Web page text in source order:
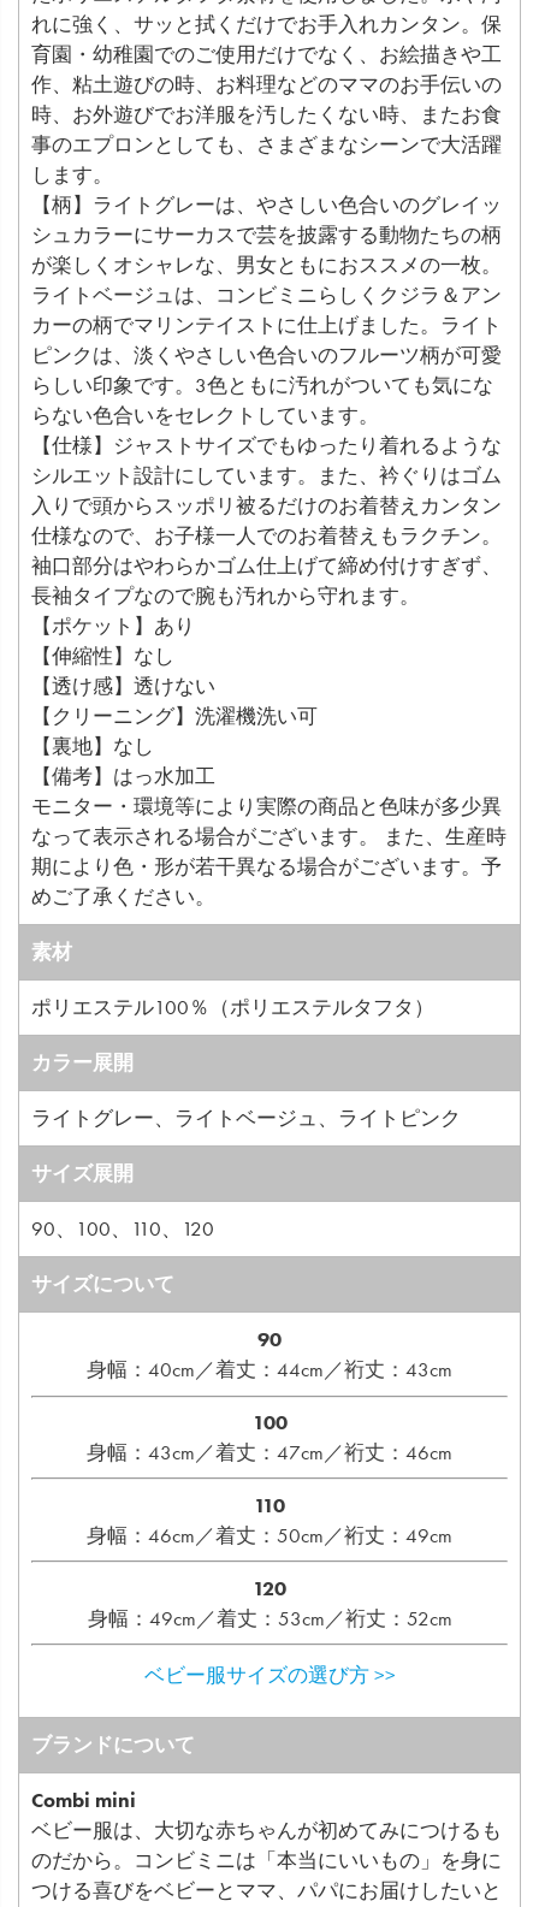
れに強く、サッと拭くだけでお手入れカンタン。保
育園・幼稚園でのご使用だけでなく、お絵描きや工
作、粘土遊びの時、お料理などのママのお手伝いの
時、お外遊びでお洋服を汚したくない時、またお食
事のエプロンとしても、さまざまなシーンで大活躍
します。
【柄】ライトグレーは、やさしい色合いのグレイッ
シュカラーにサーカスで芸を披露する動物たちの柄
が楽しくオシャレな、男女ともにおススメの一枚。
ライトベージュは、コンビミニらしくクジラ＆アン
カーの柄でマリンテイストに仕上げました。ライト
ピンクは、淡くやさしい色合いのフルーツ柄が可愛
らしい印象です。3色ともに汚れがついても気にな
らない色合いをセレクトしています。
【仕様】ジャストサイズでもゆったり着れるような
シルエット設計にしています。また、衿ぐりはゴム
入りで頭からスッポリ被るだけのお着替えカンタン
仕様なので、お子様一人でのお着替えもラクチン。
袖口部分はやわらかゴム仕上げて締め付けすぎず、
長袖タイプなので腕も汚れから守れます。
【ポケット】あり
【伸縮性】なし
【透け感】透けない
【クリーニング】洗濯機洗い可
【裏地】なし
【備考】はっ水加工
モニター・環境等により実際の商品と色味が多少異
なって表示される場合がございます。 また、生産時
期により色・形が若干異なる場合がございます。予
めご了承ください。
素材
ポリエステル100％（ポリエステルタフタ）
カラー展開
ライトグレー、ライトベージュ、ライトピンク
サイズ展開
90、100、110、120
サイズについて
90
身幅：40cm／着丈：44cm／裄丈：43cm
100
身幅：43cm／着丈：47cm／裄丈：46cm
110
身幅：46cm／着丈：50cm／裄丈：49cm
120
身幅：49cm／着丈：53cm／裄丈：52cm
ベビー服サイズの選び方 >>
ブランドについて
Combi mini
ベビー服は、大切な赤ちゃんが初めてみにつけるも
のだから。コンビミニは「本当にいいもの」を身に
つける喜びをベビーとママ、パパにお届けしたいと